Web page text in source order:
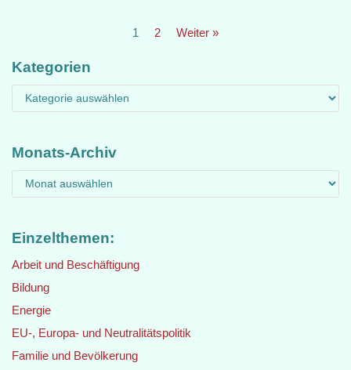
1 2 Weiter »
Kategorien
Monats-Archiv
Einzelthemen:
Arbeit und Beschäftigung
Bildung
Energie
EU-, Europa- und Neutralitätspolitik
Familie und Bevölkerung